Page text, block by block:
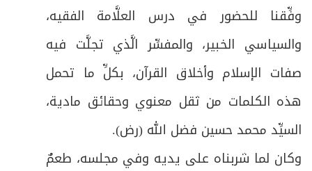
وفِّقنا للحضور في درس العلَّامة الفقيه،
والسياسي الخبير، والمفسِّر الَّذي تجلَّت فيه
صفات الإسلام وأخلاق القرآن، بكلِّ ما تحمل
هذه الكلمات من ثقل معنوي وحقائق مادية،
السيِّد محمد حسين فضل الله (رض).
وكان لما شربناه على يديه وفي مجلسه، طعمٌ